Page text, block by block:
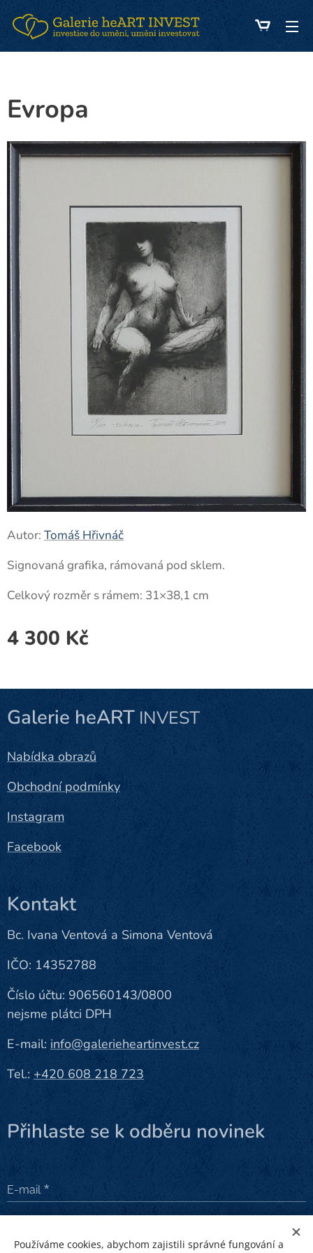
Evropa
Autor: Tomáš Hřivnáč
Signovaná grafika, rámovaná pod sklem.
Celkový rozměr s rámem: 31×38,1 cm
4 300 Kč
Galerie heART INVEST
Nabídka obrazů
Obchodní podmínky
Instagram
Facebook
Kontakt
Bc. Ivana Ventová a Simona Ventová
IČO: 14352788
Číslo účtu: 906560143/0800
nejsme plátci DPH
E-mail: info@galerieheartinvest.cz
Tel.:+420 608 218 723
Přihlaste se k odběru novinek
E-mail
Odeslat
Používáme cookies, abychom zajistili správné fungování a